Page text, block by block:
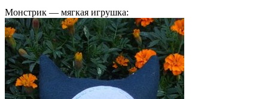
Монстрик — мягкая игрушка: